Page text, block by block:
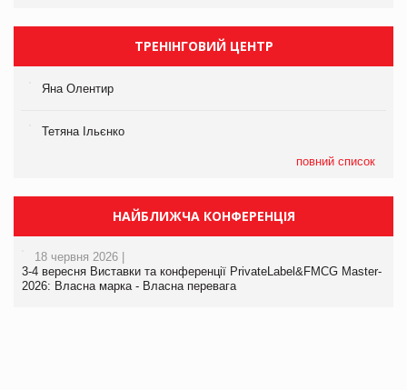
ТРЕНІНГОВИЙ ЦЕНТР
Яна Олентир
Тетяна Ільєнко
повний список
НАЙБЛИЖЧА КОНФЕРЕНЦІЯ
18 червня 2026 |
3-4 вересня Виставки та конференції PrivateLabel&FMCG Master-
2026: Власна марка - Власна перевага